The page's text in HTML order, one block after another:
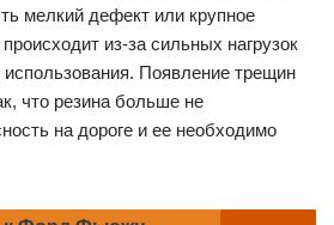
мелкий дефект или крупное
из-за сильных нагрузок
Появление трещин
что резина больше не
на дороге и ее необходимо